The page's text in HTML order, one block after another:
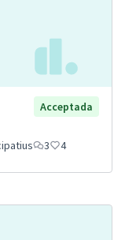
Acceptada
3 4